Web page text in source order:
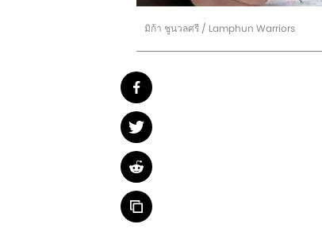
มิก้า ชูนวลศรี / Lamphun Warriors